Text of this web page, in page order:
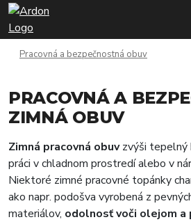
Pracovná a bezpečnostná obuv
PRACOVNÁ A
ZIMNÁ OBUV
Zimná pracovná obuvzvýši tepelný
práci v chladnom prostredí alebo v
Niektoré zimné pracovné topánky
ako napr. podošva vyrobená z
materiálov, odolnosť voči olejom a